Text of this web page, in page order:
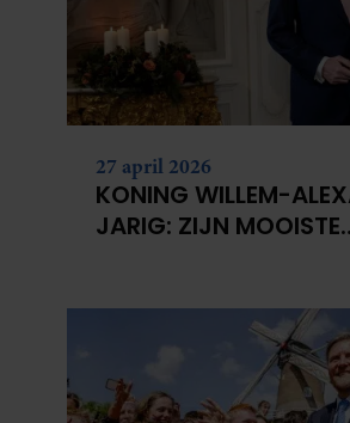
partners kunnen deze gegevens
informatie die u aan ze heeft verstrekt
verzameld op basis van uw gebruik
gaat akkoord met onze cookies als u
27 april 2026
KONING WILLEM-
JARIG: ZIJN MOOISTE